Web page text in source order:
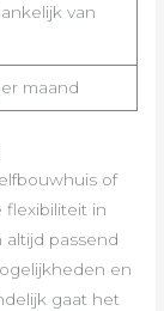
van
maand
of
flexibiliteit in
passend
en
gaat het